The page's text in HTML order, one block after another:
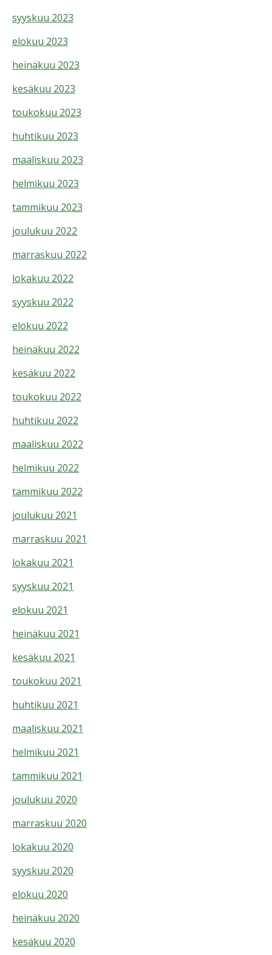
syyskuu 2023
elokuu 2023
heinäkuu 2023
kesäkuu 2023
toukokuu 2023
huhtikuu 2023
maaliskuu 2023
helmikuu 2023
tammikuu 2023
joulukuu 2022
marraskuu 2022
lokakuu 2022
syyskuu 2022
elokuu 2022
heinäkuu 2022
kesäkuu 2022
toukokuu 2022
huhtikuu 2022
maaliskuu 2022
helmikuu 2022
tammikuu 2022
joulukuu 2021
marraskuu 2021
lokakuu 2021
syyskuu 2021
elokuu 2021
heinäkuu 2021
kesäkuu 2021
toukokuu 2021
huhtikuu 2021
maaliskuu 2021
helmikuu 2021
tammikuu 2021
joulukuu 2020
marraskuu 2020
lokakuu 2020
syyskuu 2020
elokuu 2020
heinäkuu 2020
kesäkuu 2020